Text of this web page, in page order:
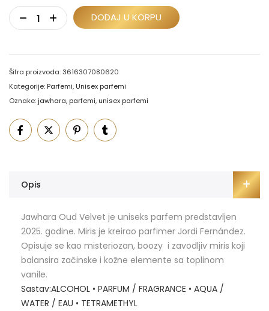
DODAJ U KORPU
Šifra proizvoda:3616307080620
Kategorije: Parfemi, Unisex parfemi
Oznake:jawhara, parfemi, unisex parfemi
Opis
Jawhara Oud Velvet je uniseks parfem predstavljen
2025. godine. Miris je kreirao parfimer Jordi Fernández.
Opisuje se kao misteriozan, boozy i zavodljiv miris koji
balansira začinske i kožne elemente sa toplinom
vanile.
Sastav:ALCOHOL • PARFUM / FRAGRANCE • AQUA /
WATER / EAU • TETRAMETHYL